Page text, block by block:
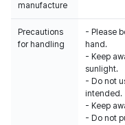
manufacture
Precautions
for handling
- Please
hand.
- Keep
sunlight.
- Do not
intended.
- Keep
- Do not